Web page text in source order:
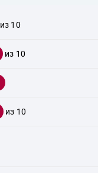
из 10
из 10
из 10